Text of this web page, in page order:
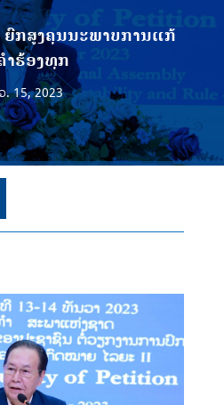
ກສູງຄຸນນະພາບການແກ້
າຮ້ອງທຸກ
. 15, 2023